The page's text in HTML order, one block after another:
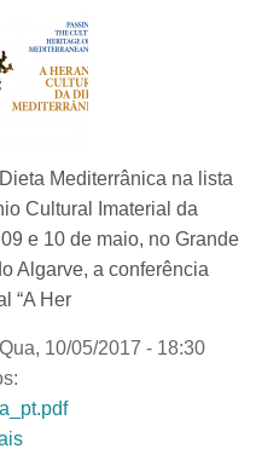
Mediterrânica na lista
Cultural Imaterial da
e 10 de maio, no Grande
Algarve, a conferência
“A Her
Qua, 10/05/2017 - 18:30